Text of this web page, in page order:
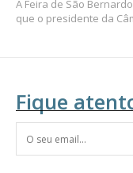
A Feira de São
que o presidente da
Fique